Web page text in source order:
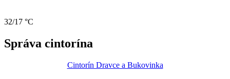
32/17 °C
Správa cintorína
Cintorín Dravce a Bukovinka